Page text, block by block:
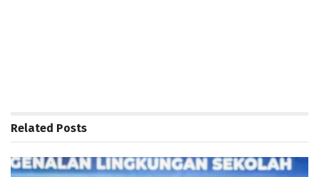
Related Posts